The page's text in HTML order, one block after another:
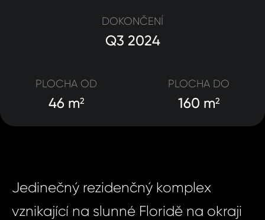
PLOCHA OD
46 m2
PLOCHA DO
160 m2
DOKONČENÍ
Q3 2024
Jedinečný rezidenčný komplex
vznikající na slunné Floridě na okraji